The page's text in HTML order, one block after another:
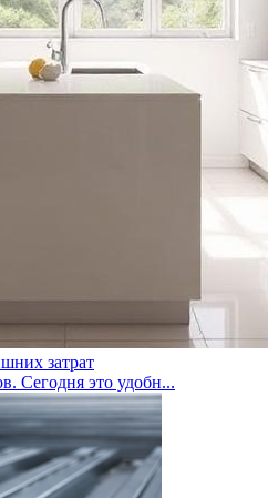
затрат
Сегодня это удобн...